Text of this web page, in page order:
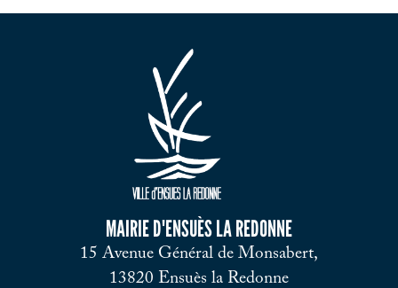
MAIRIE D'ENSUÈS LA REDONNE
15 Avenue Général de Monsabert,
13820 Ensuès la Redonne